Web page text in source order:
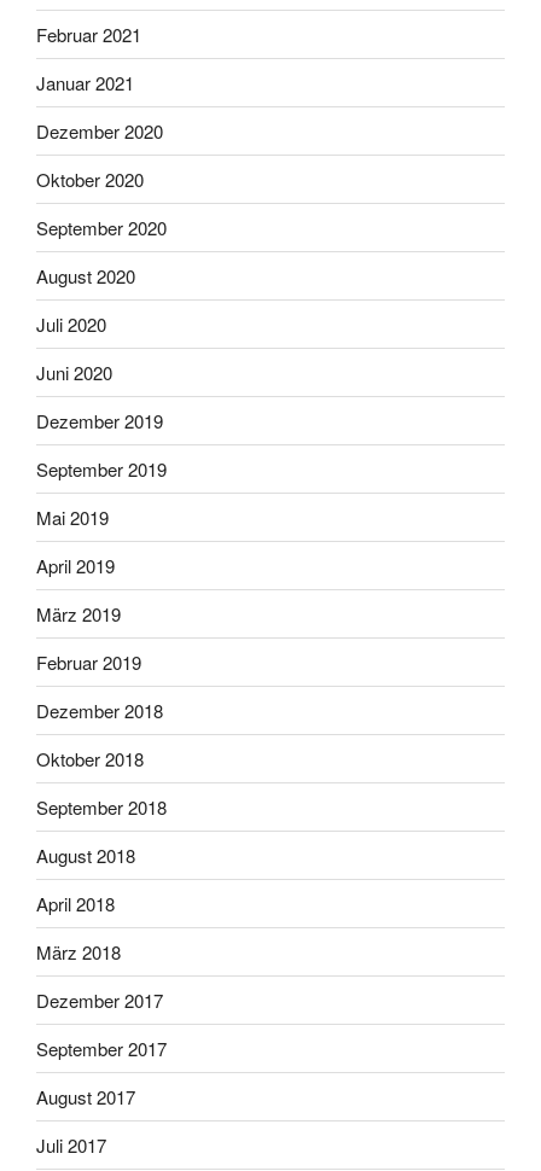
Februar 2021
Januar 2021
Dezember 2020
Oktober 2020
September 2020
August 2020
Juli 2020
Juni 2020
Dezember 2019
September 2019
Mai 2019
April 2019
März 2019
Februar 2019
Dezember 2018
Oktober 2018
September 2018
August 2018
April 2018
März 2018
Dezember 2017
September 2017
August 2017
Juli 2017